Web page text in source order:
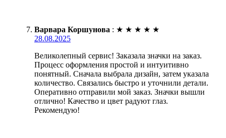
Варвара Коршунова : ★ ★ ★ ★ ★
28.08.2025
Великолепный сервис! Заказала значки на заказ.
Процесс оформления простой и интуитивно
понятный. Сначала выбрала дизайн, затем указала
количество. Связались быстро и уточнили детали.
Оперативно отправили мой заказ. Значки вышли
отлично! Качество и цвет радуют глаз.
Рекомендую!